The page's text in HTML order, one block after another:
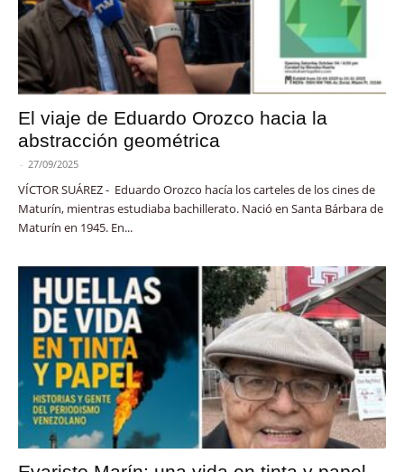
El viaje de Eduardo Orozco hacia la
abstracción geométrica
- 27/09/2025
VÍCTOR SUÁREZ - Eduardo Orozco hacía los carteles de los cines de
Maturín, mientras estudiaba bachillerato. Nació en Santa Bárbara de
Maturín en 1945. En...